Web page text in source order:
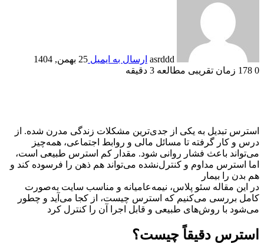
asrddd ارسال به ایمیل 25 بهمن, 1404
0
زمان تقریبی مطالعه 3 دقیقه
استرس تبدیل به یکی از جدی‌ترین مشکلات زندگی مدرن شده. از
درس و کار گرفته تا مسائل مالی و روابط اجتماعی، همه‌چیز
می‌تواند باعث فشار روانی شود. مقدار کم استرس طبیعی است،
اما استرس مداوم و کنترل‌نشده می‌تواند هم ذهن را فرسوده کند و
هم بدن را بیمار
در این مقاله سئو پلاس، نیمه‌عامیانه و مناسب سایت به‌صورت
کامل بررسی می‌کنیم که استرس چیست، از کجا می‌آید و چطور
می‌شود با روش‌های طبیعی و قابل اجرا آن را کنترل کرد
استرس دقیقاً چیست؟